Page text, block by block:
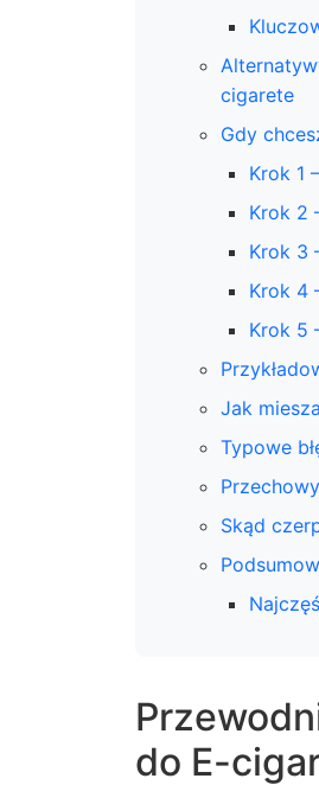
cigarete
Gdy
Krok 1
Krok 2
Krok 3
Krok 4
Krok 5
Jak
Typowe
Skąd
do E-